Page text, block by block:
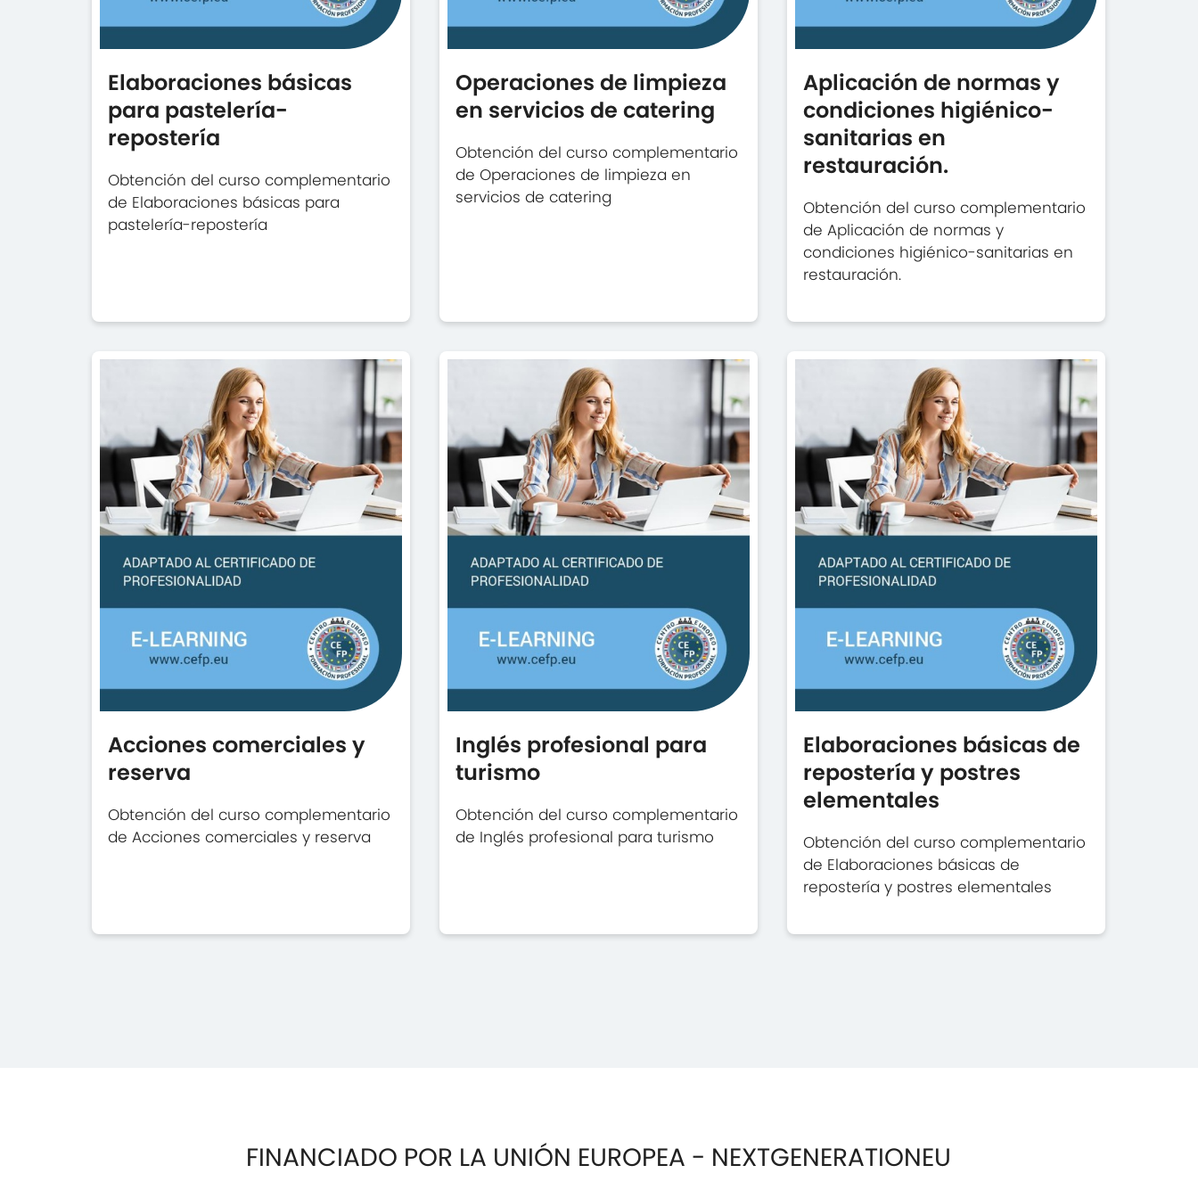
Elaboraciones básicas
para pastelería-
repostería
Obtención del curso complementario
de Elaboraciones básicas para
pastelería-repostería
Operaciones de limpieza
en servicios de catering
Obtención del curso complementario
de Operaciones de limpieza en
servicios de catering
Aplicación de normas y
condiciones higiénico-
sanitarias en
restauración.
Obtención del curso complementario
de Aplicación de normas y
condiciones higiénico-sanitarias en
restauración.
Acciones comerciales y
reserva
Obtención del curso complementario
de Acciones comerciales y reserva
Inglés profesional para
turismo
Obtención del curso complementario
de Inglés profesional para turismo
Elaboraciones básicas de
repostería y postres
elementales
Obtención del curso complementario
de Elaboraciones básicas de
repostería y postres elementales
FINANCIADO POR LA UNIÓN EUROPEA - NEXTGENERATIONEU